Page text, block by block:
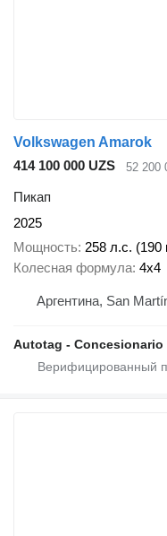
Volkswagen Amarok
414 100 000 UZS
52 200
Пикап
2025
Мощность 258 л.с. (190
Колесная формула 4x4
Аргентина, San
Autotag - Concesionario